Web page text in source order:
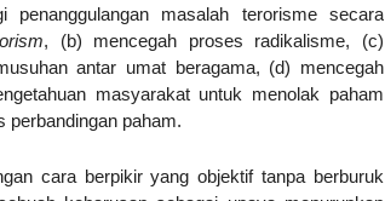
masalah terorisme secara
, (b) mencegah proses radikalisme, (c)
antar umat beragama, (d) mencegah
masyarakat untuk menolak paham
perbandingan paham.
cara berpikir yang objektif tanpa berburuk